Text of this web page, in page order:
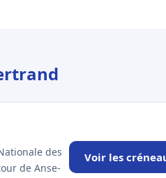
des
de Anse-
Voir les